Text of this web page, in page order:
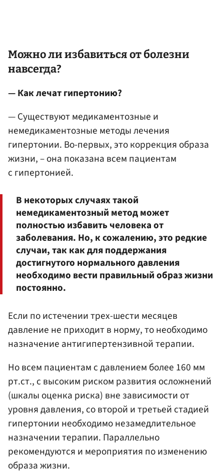
Можно ли избавиться от болезни
навсегда?
— Как лечат гипертонию?
— Существуют медикаментозные и
немедикаментозные методы лечения
гипертонии. Во-первых, это коррекция образа
жизни, – она показана всем пациентам
с гипертонией.
В некоторых случаях такой
немедикаментозный метод может
полностью избавить человека от
заболевания. Но, к сожалению, это редкие
случаи, так как для поддержания
достигнутого нормального давления
необходимо вести правильный образ жизни
постоянно.
Если по истечении трех-шести месяцев
давление не приходит в норму, то необходимо
назначение антигипертензивной терапии.
Но всем пациентам с давлением более 160 мм
рт.ст., с высоким риском развития осложнений
(шкалы оценка риска) вне зависимости от
уровня давления, со второй и третьей стадией
гипертонии необходимо незамедлительное
назначении терапии. Параллельно
рекомендуются и мероприятия по изменению
образа жизни.